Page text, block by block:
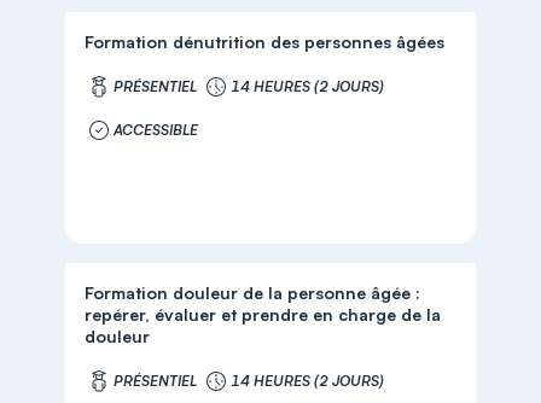
Formation dénutrition des personnes âgées
PRÉSENTIEL 14 HEURES (2 JOURS)
ACCESSIBLE
Formation douleur de la personne âgée :
repérer, évaluer et prendre en charge de la
douleur
PRÉSENTIEL 14 HEURES (2 JOURS)